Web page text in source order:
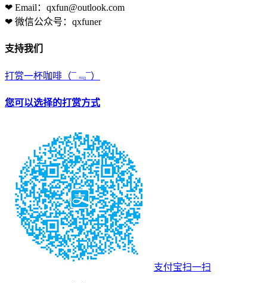
❤ Email：qxfun@outlook.com
❤ 微信公众号：qxfuner
支持我们
打赏一杯咖啡 （¯﹃¯）
您可以选择的打赏方式
支付宝扫一扫